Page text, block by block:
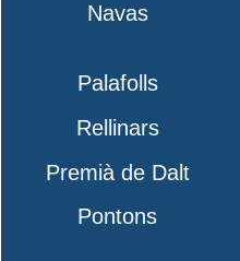
Navas
Palafolls
Rellinars
Premià de Dalt
Pontons